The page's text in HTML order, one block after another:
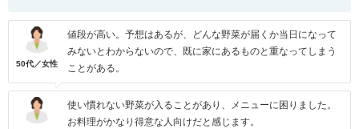
50代／女性
値段が高い。予想はあるが、どんな野菜が届くか当日になって
みないとわからないので、既に家にあるものと重なってしまう
ことがある。
使い慣れない野菜が入ることがあり、メニューに困りました。
お料理がかなり得意な人向けだと感じます。